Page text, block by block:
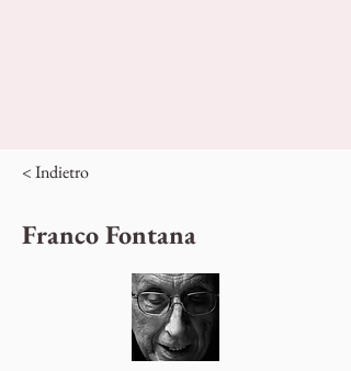
< Indietro
Franco Fontana